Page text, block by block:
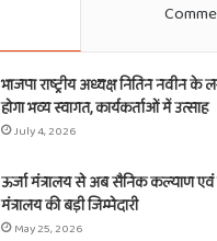
भाजपा राष्ट्रीय अध्यक्ष नितिन
होगा भव्य स्वागत, कार्यकर्ताओं में उत्साह
July 4, 2026
ऊर्जा मंत्रालय से अब सैनिक कल्याण एवं
मंत्रालय की बड़ी जिम्मेदारी
May 25, 2026